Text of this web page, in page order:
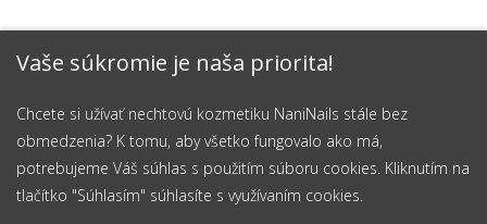
Vaše súkromie je naša priorita!
Chcete si užívať nechtovú kozmetiku NaniNails stále bez
obmedzenia? K tomu, aby všetko fungovalo ako má,
potrebujeme Váš súhlas s použitím súboru cookies. Kliknutím na
tlačítko "Súhlasím" súhlasíte s využívaním cookies.